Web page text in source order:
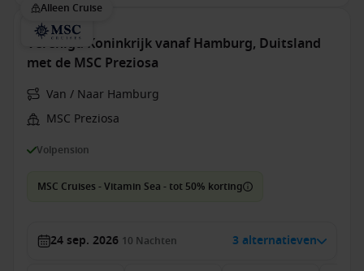
Alleen Cruise
Verenigd Koninkrijk vanaf Hamburg, Duitsland
met de MSC Preziosa
Van / Naar Hamburg
MSC Preziosa
Volpension
MSC Cruises - Vitamin Sea - tot 50% korting
24 sep. 2026 10 Nachten 3 alternatieven